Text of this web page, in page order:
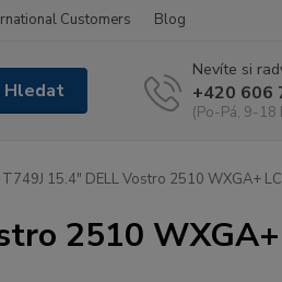
Customers Blog
Hledat
Nevíte si
+420 606
(Po-Pá, 9-18
T749J 15.4" DELL Vostro 2510 WXGA+
2510